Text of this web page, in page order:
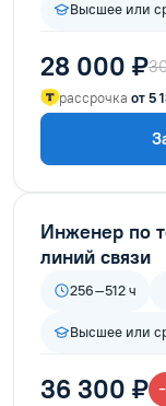
Высшее или
28 000 ₽
рассрочка от 5
Инженер по
линий связи
256–512 ч
Высшее или
36 300 ₽